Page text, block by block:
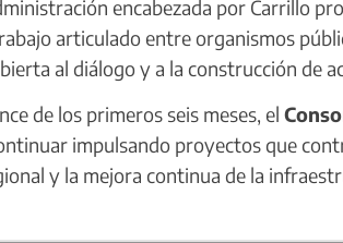
encabezada por Carrillo
articulado entre organismos
al diálogo y a la construcción de
de los primeros seis meses, el
impulsando proyectos que
y la mejora continua de la